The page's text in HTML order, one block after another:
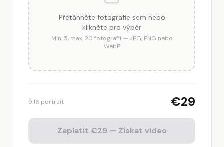
Přetáhněte fotografie sem nebo
klikněte pro výběr
Min. 5, max. 20 fotografií — JPG, PNG nebo
WebP
9:16 portrait €29
Zaplatit €29 — Získat video